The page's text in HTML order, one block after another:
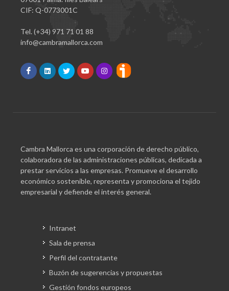
CIF: Q-0773001C
Tel. (+34) 971 71 01 88
info@cambramallorca.com
Cambra Mallorca es una corporación de derecho público,
colaboradora de las administraciones públicas, dedicada a
prestar servicios a las empresas. Promueve el desarrollo
económico sostenible, representa y promociona el tejido
empresarial y defiende el interés general.
Intranet
Sala de prensa
Perfil del contratante
Buzón de sugerencias y propuestas
Gestión fondos europeos